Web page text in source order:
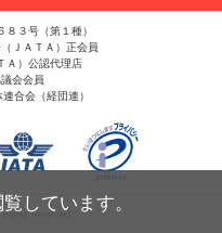
しています。
３号（第１種）
ＪＡＴＡ）正会員
Ａ）公認代理店
会会員
合会（経団連）
reserved.